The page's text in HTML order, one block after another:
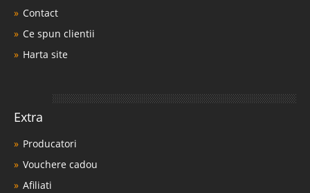
Contact
Ce spun clientii
Harta site
Extra
Producatori
Vouchere cadou
Afiliati